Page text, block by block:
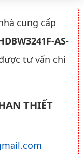
cung cấp
AS-
tư vấn chi
THIẾT